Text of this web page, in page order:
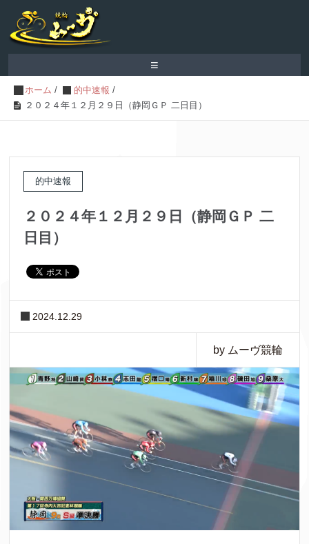
≡
ホーム / 的中速報 /
２０２４年１２月２９日（静岡ＧＰ 二日目）
的中速報
２０２４年１２月２９日（静岡ＧＰ 二
日目）
2024.12.29
by ムーヴ競輪